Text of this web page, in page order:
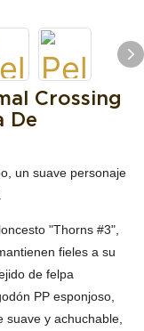
Crossing
De
un suave personaje
"Thorns #3",
fieles a su
de felpa
PP esponjoso,
y achuchable,